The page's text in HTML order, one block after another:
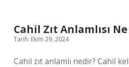
Cahil Zıt Anlamlısı
Tarih: Ekim 29, 2024
Cahil zıt anlamlı nedir? Cahil